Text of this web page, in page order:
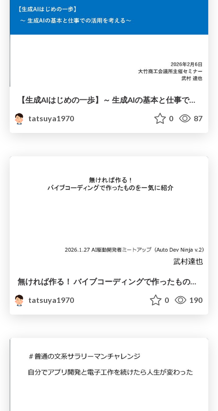
【生成AIはじめの一歩】～ 生成AIの基本と仕事での活用を考える～
tatsuya1970
0 87
無ければ作る！ バイブコーディングで作ったものを一気に紹介
tatsuya1970
0 190